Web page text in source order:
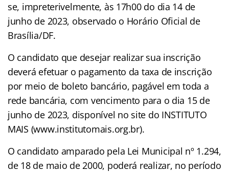
se, impreterivelmente, às 17h00 do dia 14 de
junho de 2023, observado o Horário Oficial de
Brasília/DF.
O candidato que desejar realizar sua inscrição
deverá efetuar o pagamento da taxa de inscrição
por meio de boleto bancário, pagável em toda a
rede bancária, com vencimento para o dia 15 de
junho de 2023, disponível no site do INSTITUTO
MAIS (www.institutomais.org.br).
O candidato amparado pela Lei Municipal nº 1.294,
de 18 de maio de 2000, poderá realizar, no período